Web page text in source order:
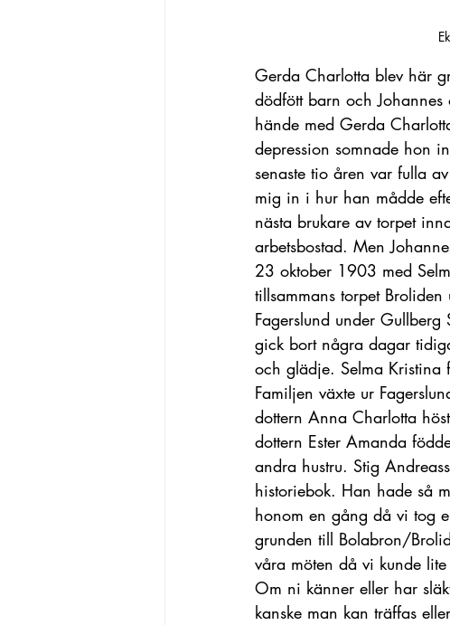
Gerda Charlotta blev här
dödfött barn och
hände med Gerda
depression somnade hon
senaste tio åren var fulla
mig in i hur han mådde
nästa brukare av torpet
arbetsbostad. Men
23 oktober 1903 med
tillsammans torpet
Fagerslund under
gick bort några dagar
och glädje. Selma Kristina
Familjen växte ur
dottern Anna Charlotta
dottern Ester Amanda
andra hustru. Stig
historiebok. Han hade så
honom en gång då vi tog
grunden till Bolabron/
våra möten då vi kunde
Om ni känner eller har
kanske man kan träffas